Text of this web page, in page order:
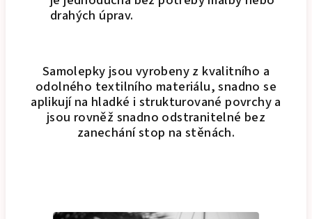
drahých úprav.
Samolepky jsou vyrobeny z kvalitního a
odolného textilního materiálu, snadno se
aplikují na hladké i strukturované povrchy a
jsou rovněž snadno odstranitelné bez
zanechání stop na stěnách.